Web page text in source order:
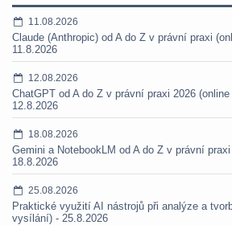
11.08.2026
Claude (Anthropic) od A do Z v právní praxi
11.8.2026
12.08.2026
ChatGPT od A do Z v právní praxi 2026
12.8.2026
18.08.2026
Gemini a NotebookLM od A do Z v právní
18.8.2026
25.08.2026
Praktické využití AI nástrojů při analýze a
vysílání) - 25.8.2026